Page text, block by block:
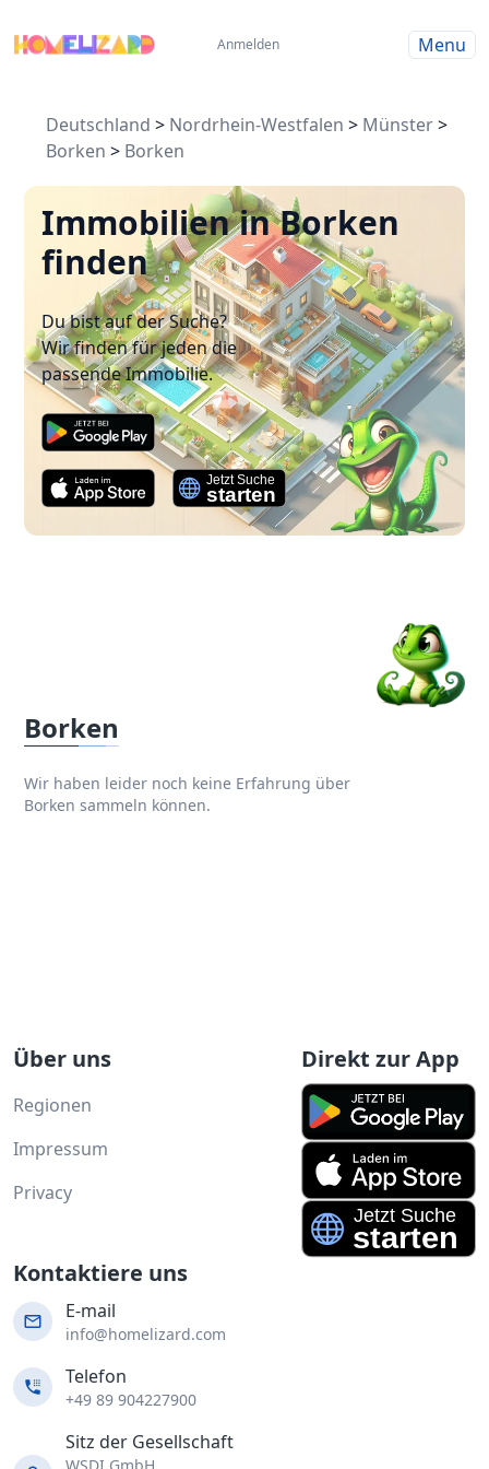
Anmelden Menu
Deutschland > Nordrhein-Westfalen > Münster>
Borken > Borken
Immobilien in Borken
finden
Du bist auf der Suche?
Wir finden für jeden die
passende Immobilie.
Borken
Wir haben leider noch keine Erfahrung über
Borken sammeln können.
Über uns
Regionen
Impressum
Privacy
Direkt zur App
Kontaktiere uns
E-mail
info@homelizard.com
Telefon
+49 89 904227900
Sitz der Gesellschaft